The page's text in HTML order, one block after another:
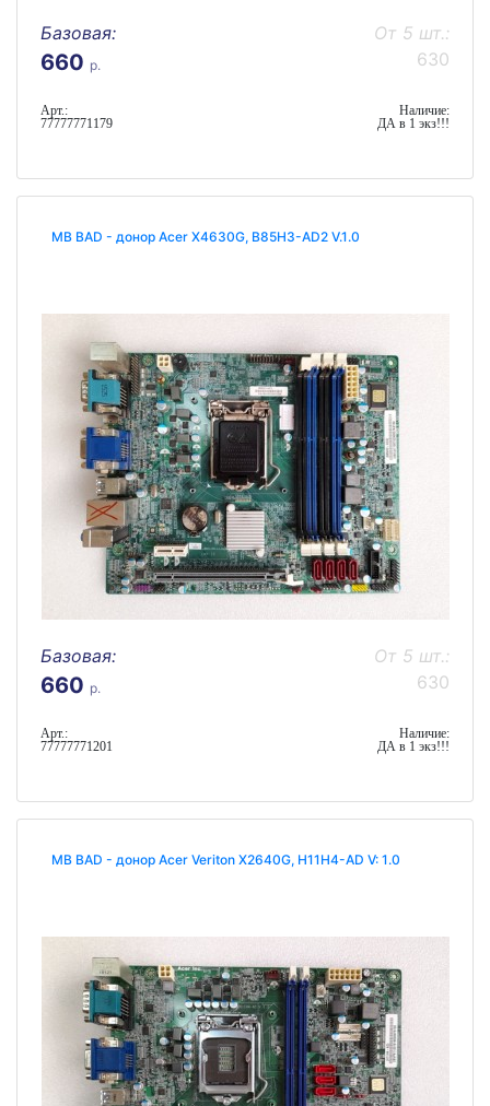
Базовая:
660 р.
От 5 шт.:
630
Арт.:
77777771179
Наличие:
ДА в 1 экз!!!
MB BAD - донор Acer X4630G, B85H3-AD2 V.1.0
Базовая:
660 р.
От 5 шт.:
630
Арт.:
77777771201
Наличие:
ДА в 1 экз!!!
MB BAD - донор Acer Veriton X2640G, H11H4-AD V: 1.0